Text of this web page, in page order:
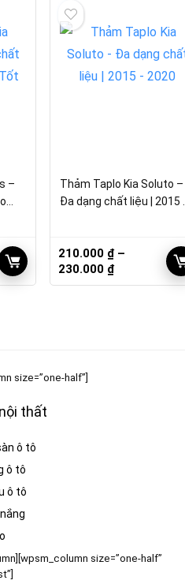
230.000 ₫
–
Thảm Taplo Kia Soluto –
Đa dạng chất liệu | 2015 –
210.000 ₫ –
230.000 ₫Khoảng
giá:
size=”one-half”]
thất
ô tô
ô tô
ô tô
size=”one-half”